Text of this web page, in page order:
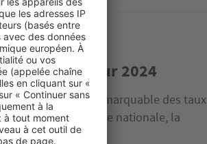
neuves pour 2024
par une hausse remarquable des taux
des prix à échelle nationale, la